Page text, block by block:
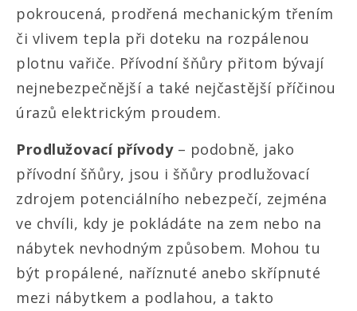
pokroucená, prodřená mechanickým třením
či vlivem tepla při doteku na rozpálenou
plotnu vařiče. Přívodní šňůry přitom bývají
nejnebezpečnější a také nejčastější příčinou
úrazů elektrickým proudem.
Prodlužovací přívody – podobně, jako
přívodní šňůry, jsou i šňůry prodlužovací
zdrojem potenciálního nebezpečí, zejména
ve chvíli, kdy je pokládáte na zem nebo na
nábytek nevhodným způsobem. Mohou tu
být propálené, naříznuté anebo skřípnuté
mezi nábytkem a podlahou, a takto